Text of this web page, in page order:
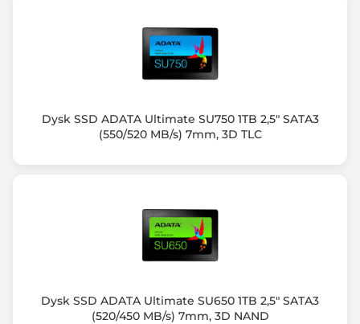
Dysk SSD ADATA Ultimate SU750 1TB 2,5" SATA3
(550/520 MB/s) 7mm, 3D TLC
Dysk SSD ADATA Ultimate SU650 1TB 2,5" SATA3
(520/450 MB/s) 7mm, 3D NAND